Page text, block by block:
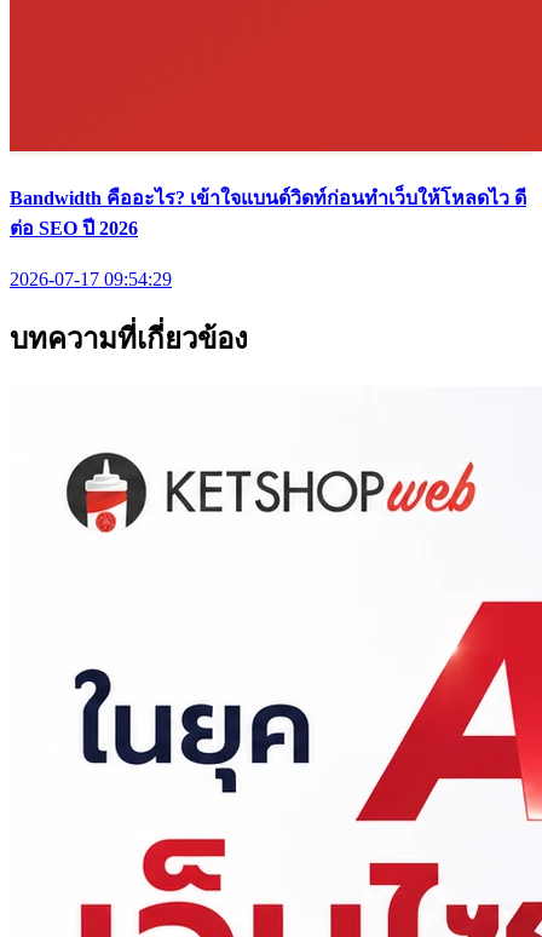
Bandwidth คืออะไร? เข้าใจแบนด์วิดท์ก่อนทำเว็บให้โหลดไว ดี
ต่อ SEO ปี 2026
2026-07-17 09:54:29
บทความที่เกี่ยวข้อง